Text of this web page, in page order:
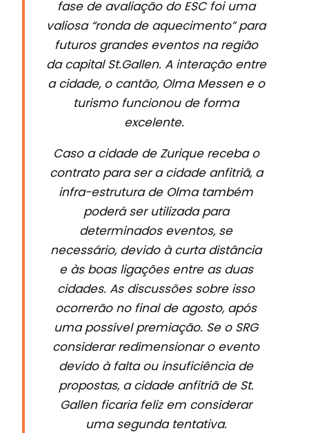
fase de avaliação do ESC foi uma
valiosa “ronda de aquecimento” para
futuros grandes eventos na região
da capital St.Gallen. A interação entre
a cidade, o cantão, Olma Messen e o
turismo funcionou de forma
excelente.
Caso a cidade de Zurique receba o
contrato para ser a cidade anfitriã, a
infra-estrutura de Olma também
poderá ser utilizada para
determinados eventos, se
necessário, devido à curta distância
e às boas ligações entre as duas
cidades. As discussões sobre isso
ocorrerão no final de agosto, após
uma possível premiação. Se o SRG
considerar redimensionar o evento
devido à falta ou insuficiência de
propostas, a cidade anfitriã de St.
Gallen ficaria feliz em considerar
uma segunda tentativa.